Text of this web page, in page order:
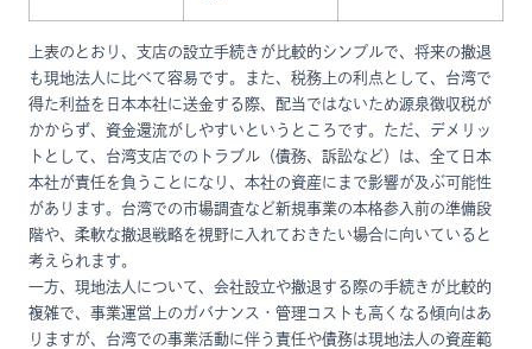
上表のとおり、支店の設立手続きが比較的シンプルで、将来の撤退
も現地法人に比べて容易です。また、税務上の利点として、台湾で
得た利益を日本本社に送金する際、配当ではないため源泉徴収税が
かからず、資金還流がしやすいというところです。ただ、デメリッ
トとして、台湾支店でのトラブル（債務、訴訟など）は、全て日本
本社が責任を負うことになり、本社の資産にまで影響が及ぶ可能性
があります。台湾での市場調査など新規事業の本格参入前の準備段
階や、柔軟な撤退戦略を視野に入れておきたい場合に向いていると
考えられます。
一方、現地法人について、会社設立や撤退する際の手続きが比較的
複雑で、事業運営上のガバナンス・管理コストも高くなる傾向はあ
りますが、台湾での事業活動に伴う責任や債務は現地法人の資産範